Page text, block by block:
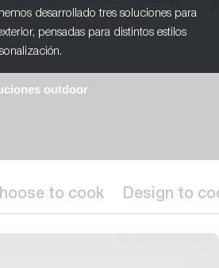
desarrollado tres soluciones para
pensadas para distintos estilos
outdoor
to cook Design to